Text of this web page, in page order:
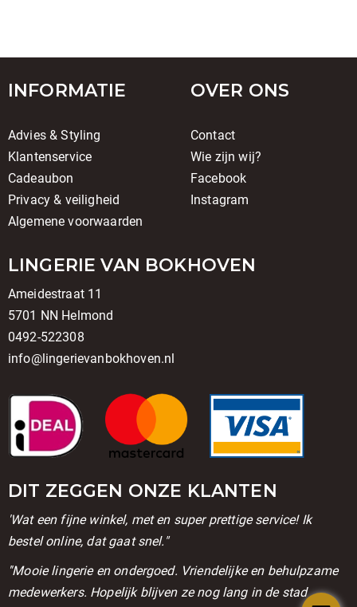
INFORMATIE
Advies & Styling
Klantenservice
Cadeaubon
Privacy & veiligheid
Algemene voorwaarden
OVER ONS
Contact
Wie zijn wij?
Facebook
Instagram
LINGERIE VAN BOKHOVEN
Ameidestraat 11
5701 NN Helmond
0492-522308
info@lingerievanbokhoven.nl
DIT ZEGGEN ONZE KLANTEN
'Wat een fijne winkel, met en super prettige service! Ik
bestel online, dat gaat snel."
''Mooie lingerie en ondergoed. Vriendelijke en behulpzame
medewerkers. Hopelijk blijven ze nog lang in de stad